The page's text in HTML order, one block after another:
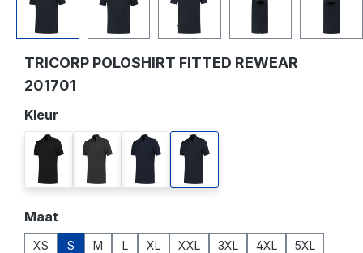
TRICORP POLOSHIRT FITTED REWEAR
201701
Selecteer
Kleur
black darkgrey ink navy
Selecteer
Maat
XS S M L XL XXL 3XL 4XL 5XL